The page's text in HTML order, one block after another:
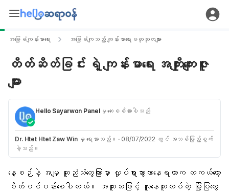
အခြေခံကျန်းမာရေး အခြေခံကျသည့် ကျန်းမာရေးဗဟုသုတများ
တိတ်ဆိတ်ခြင်း ရဲ့ ကျန်းမာရေး အကျိုးကျေးဇူး
များ
Hello Sayarwon Panelမှ ဆေးစစ်ထားပါသည်
Dr. Htet Htet Zaw Winမှ ရေးသားသည်။ · 08/07/2022 တွင် အသစ်ဖြည့်စွက်
ခဲ့သည်။
နေ့စဉ်နဲ့ အမျှ ဆူညံသံတွေကြားမှာ လှုပ်ရှားသွားလာနေရတာက တကယ်တော့
စိတ်ပင်ပန်းစေပါတယ်။ အထူးသဖြင့် လူနေထူထပ်တဲ့ မြို့ပြတွေ